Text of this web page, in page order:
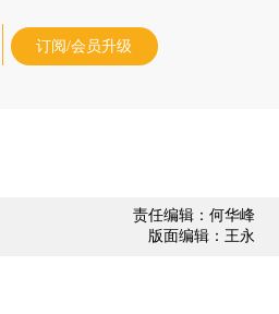
订阅/会员升级
责任编辑：何华峰
版面编辑：王永